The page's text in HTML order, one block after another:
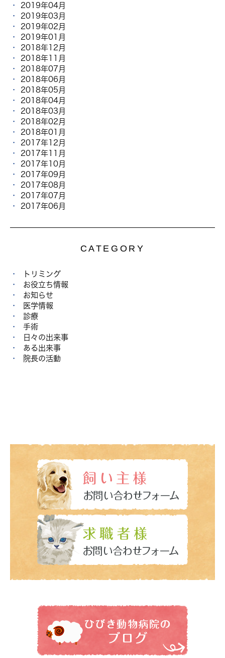
2019年04月
2019年03月
2019年02月
2019年01月
2018年12月
2018年11月
2018年07月
2018年06月
2018年05月
2018年04月
2018年03月
2018年02月
2018年01月
2017年12月
2017年11月
2017年10月
2017年09月
2017年08月
2017年07月
2017年06月
CATEGORY
トリミング
お役立ち情報
お知らせ
医学情報
診療
手術
日々の出来事
ある出来事
院長の活動